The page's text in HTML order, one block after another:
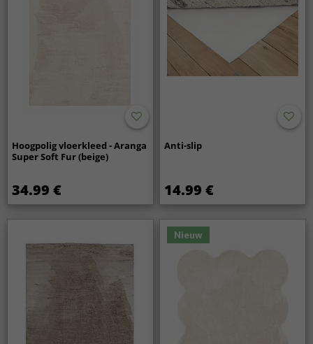
Hoogpolig vloerkleed - Aranga
Super Soft Fur (beige)
34.99 €
Anti-slip
14.99 €
Nieuw